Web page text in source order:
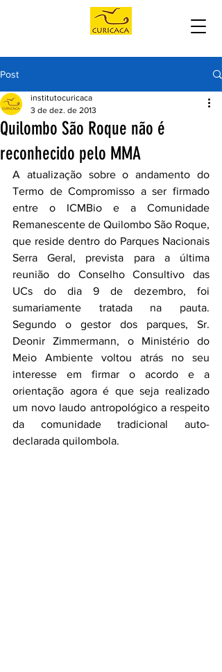
Post
Quilombo São Roque não é
reconhecido pelo MMA
institutocuricaca
3 de dez. de 2013
A atualização sobre o andamento do
Termo de Compromisso a ser firmado
entre o ICMBio e a Comunidade
Remanescente de Quilombo São Roque,
que reside dentro do Parques Nacionais
Serra Geral, prevista para a última
reunião do Conselho Consultivo das
UCs do dia 9 de dezembro, foi
sumariamente tratada na pauta.
Segundo o gestor dos parques, Sr.
Deonir Zimmermann, o Ministério do
Meio Ambiente voltou atrás no seu
interesse em firmar o acordo e a
orientação agora é que seja realizado
um novo laudo antropológico a respeito
da comunidade tradicional auto-
declarada quilombola.